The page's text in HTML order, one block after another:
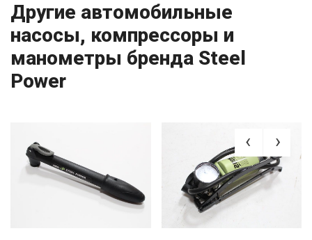
Другие автомобильные
насосы, компрессоры и
манометры бренда Steel
Power